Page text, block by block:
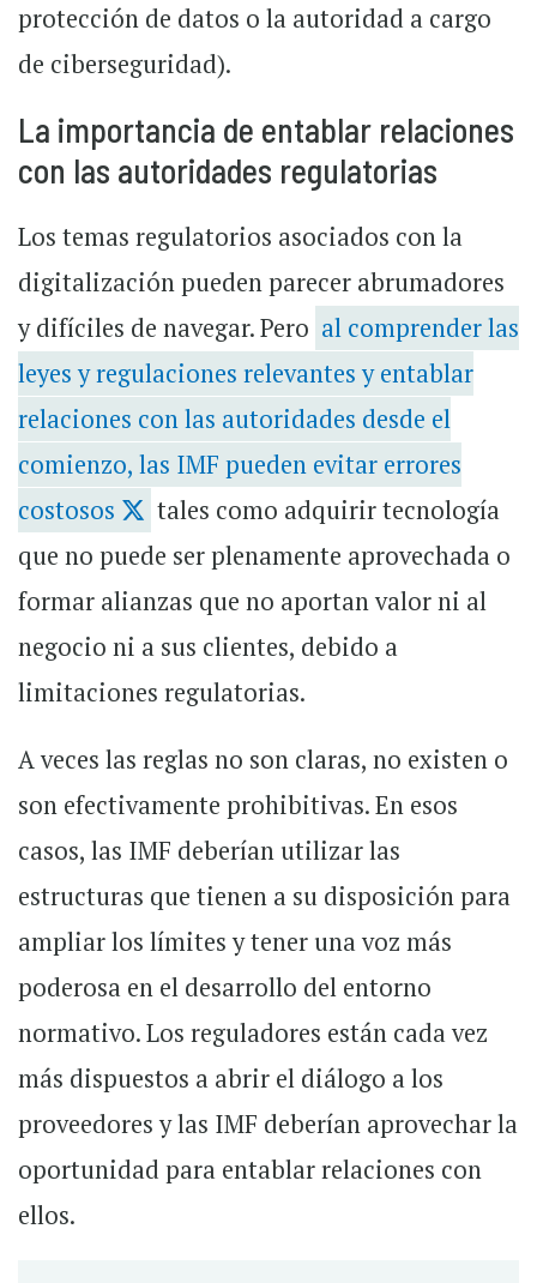
protección de datos o la autoridad a cargo
de ciberseguridad).
La importancia de entablar relaciones
con las autoridades regulatorias
Los temas regulatorios asociados con la
digitalización pueden parecer abrumadores
y difíciles de navegar. Pero al comprender las
leyes y regulaciones relevantes y entablar
relaciones con las autoridades desde el
comienzo, las IMF pueden evitar errores
costosos
tales como adquirir tecnología
que no puede ser plenamente aprovechada o
formar alianzas que no aportan valor ni al
negocio ni a sus clientes, debido a
limitaciones regulatorias.
A veces las reglas no son claras, no existen o
son efectivamente prohibitivas. En esos
casos, las IMF deberían utilizar las
estructuras que tienen a su disposición para
ampliar los límites y tener una voz más
poderosa en el desarrollo del entorno
normativo. Los reguladores están cada vez
más dispuestos a abrir el diálogo a los
proveedores y las IMF deberían aprovechar la
oportunidad para entablar relaciones con
ellos.